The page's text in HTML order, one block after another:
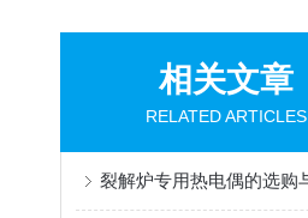
相关文章
RELATED ARTICLES